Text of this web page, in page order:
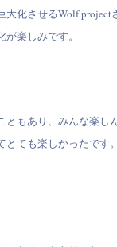
大化させるWolf.project
楽しみです。
ともあり、みんな楽し
ても楽しかったです。